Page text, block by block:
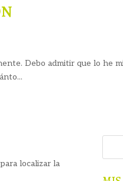
Debo admitir que lo he
localizar la